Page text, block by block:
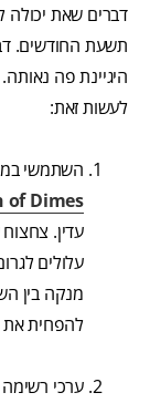
דברים שאת יכולה
תשעת החודשים.
היגיינת פה
לעשות זאת:
השתמשי
of Dimes
עדין.
עלולים
מנקה בין
להפחית את
ערכי